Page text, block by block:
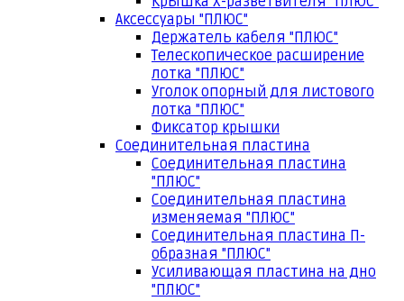
Аксессуары "ПЛЮС"
Держатель кабеля "ПЛЮС"
Телескопическое расширение
лотка "ПЛЮС"
Уголок опорный для листового
лотка "ПЛЮС"
Фиксатор крышки
Соединительная пластина
Соединительная пластина
"ПЛЮС"
Соединительная пластина
изменяемая "ПЛЮС"
Соединительная пластина П-
образная "ПЛЮС"
Усиливающая пластина на дно
"ПЛЮС"